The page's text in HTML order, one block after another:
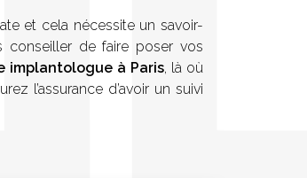
et cela nécessite un savoir-
conseiller de faire poser vos
implantologue à Paris, là où
l’assurance d’avoir un suivi